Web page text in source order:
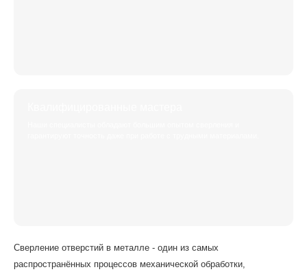
Сверление отверстий в металле - один из самых
распространённых процессов механической обработки,